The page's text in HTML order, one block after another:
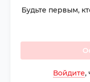
Будьте первым,
Войдите,